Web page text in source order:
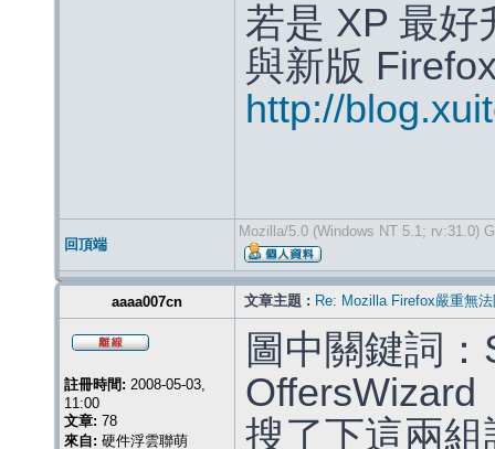
若是 XP 最好
與新版
http://
回頂端
Mozilla/5.0 (Windows NT 5.1; rv:31.0)
aaaa007cn 文章主題 : Re: Mozilla Firefox嚴重無
註冊時間: 2008-05-03,
11:00
文章: 78
來自: 硬件浮雲聯萌
圖中關鍵詞
OffersWizard
搜了下這兩組